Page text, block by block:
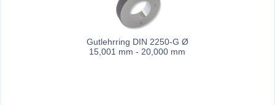
Gutlehrring DIN 2250-G Ø
15,001 mm - 20,000 mm